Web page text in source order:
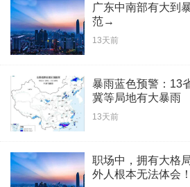
广东中南部有大到
范→
13天前
暴雨蓝色预警：13
冀等局地有大暴雨
13天前
职场中，拥有大格
外人根本无法体会！